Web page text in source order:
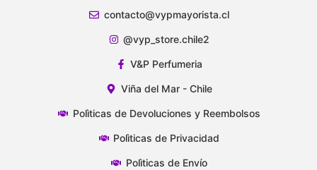
contacto@vypmayorista.cl
@vyp_store.chile2
V&P Perfumeria
Viña del Mar - Chile
Polìticas de Devoluciones y Reembolsos
Polìticas de Privacidad
Polìticas de Envío